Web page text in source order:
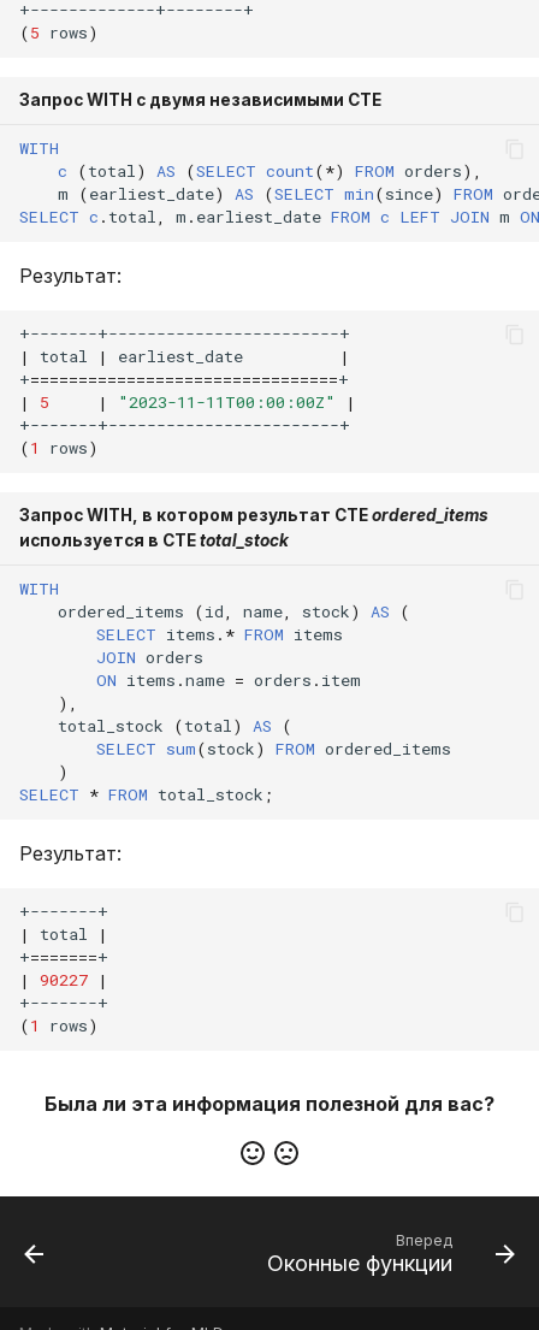
(5 rows)
Запрос WITH с двумя независимыми CTE
WITH
c
(total) AS (SELECT count(*) FROM orders),
m
(earliest_date) AS (SELECT min(since) FROM
SELECT c . total, m . earliest_date FROM c LEFT JOIN m ON
Результат:
|
total | earliest_date
|
+================================
|
5 | "2023-11-11T00:00:00Z"
|
(1 rows)
Запрос WITH, в котором результат CTEordered_items
используется в CTEtotal_stock
WITH
ordered_items
(id, name, stock) AS
(
SELECT items . * FROM items
JOIN orders
ON items .name = orders . item
),
total_stock
(total) AS
(
SELECT sum(stock) FROM ordered_items
)
SELECT * FROM total_stock ;
Результат:
|
total
|
+=======
|
90227
|
(1 rows)
Была ли эта информация полезной для вас?
Вперед
Оконные функции